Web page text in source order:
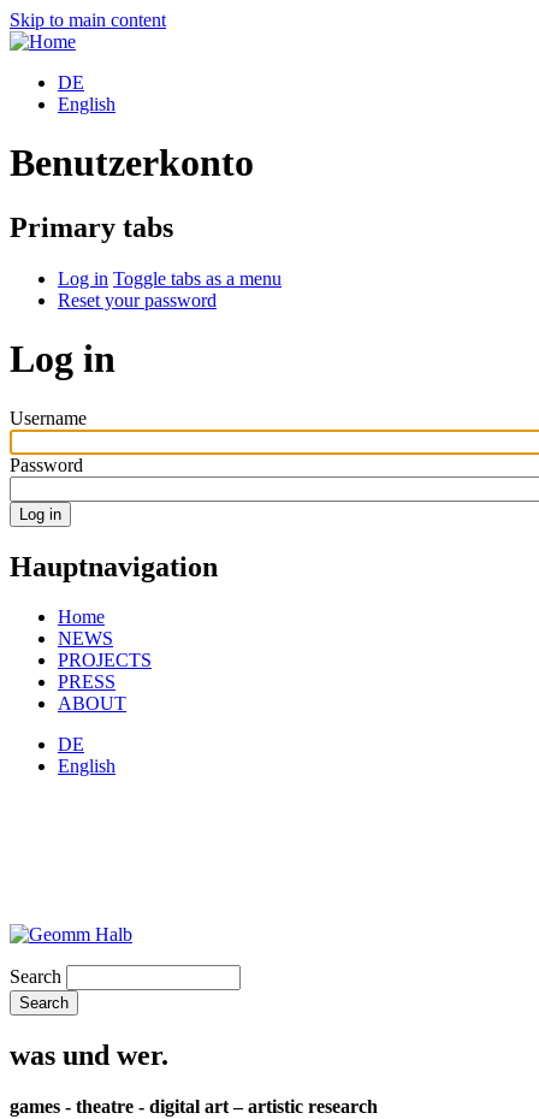
Skip to main content
DE
English
Benutzerkonto
Primary tabs
Log in Toggle tabs as a menu
Reset your password
Log in
Username
Password
Hauptnavigation
Home
NEWS
PROJECTS
PRESS
ABOUT
DE
English
Search
was und wer.
games - theatre - digital art – artistic research